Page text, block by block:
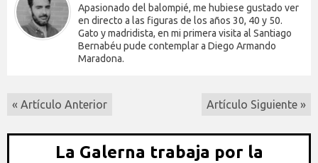
Apasionado del balompié, me hubiese gustado ver
en directo a las figuras de los años 30, 40 y 50.
Gato y madridista, en mi primera visita al Santiago
Bernabéu pude contemplar a Diego Armando
Maradona.
« Artículo Anterior Artículo Siguiente »
La Galerna trabaja por la